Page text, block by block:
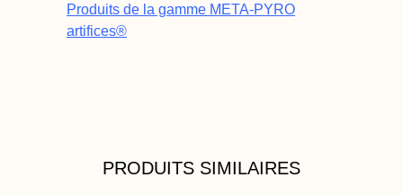
Produits de la gamme META-PYRO
artifices®
PRODUITS SIMILAIRES